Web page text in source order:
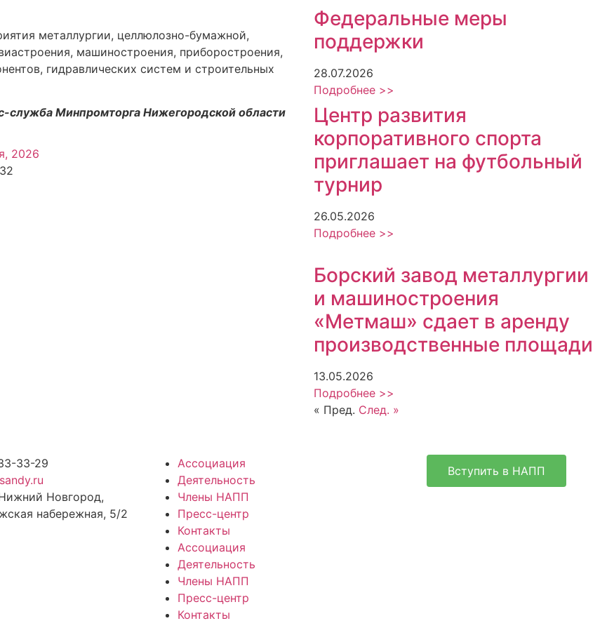
металлургии, целлюлозно-бумажной,
машиностроения, приборостроения,
гидравлических систем и строительных
служба Минпромторга Нижегородской области
2026
Федеральные меры
поддержки
28.07.2026
Подробнее >>
Центр развития
корпоративного спорта
приглашает на футбольный
турнир
26.05.2026
Подробнее >>
Борский завод металлургии
и машиностроения
«Метмаш» сдает в аренду
производственные площади
13.05.2026
Подробнее >>
« Пред. След. »
33-29
Новгород,
набережная, 5/2
Ассоциация
Деятельность
Члены НАПП
Пресс-центр
Контакты
Ассоциация
Деятельность
Члены НАПП
Пресс-центр
Контакты
Вступить в НАПП